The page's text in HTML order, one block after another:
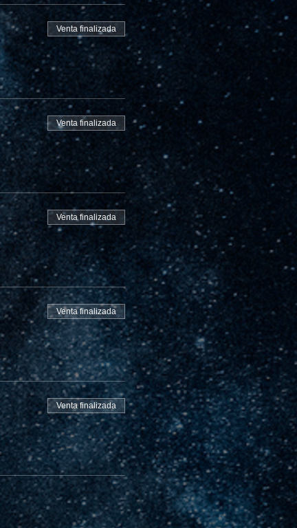
Venta finalizada
Venta finalizada
Venta finalizada
Venta finalizada
Venta finalizada